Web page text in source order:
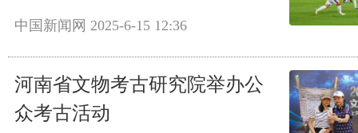
中国新闻网 2025-6-15 12:36
河南省文物考古研究院举办公
众考古活动